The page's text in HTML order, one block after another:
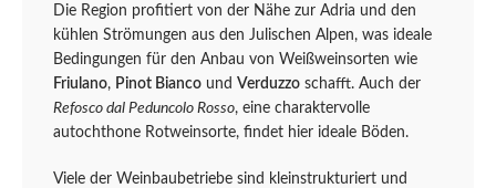
Die Region profitiert von der Nähe zur Adria und den
kühlen Strömungen aus den Julischen Alpen, was ideale
Bedingungen für den Anbau von Weißweinsorten wie
Friulano, Pinot Bianco und Verduzzo schafft. Auch der
Refosco dal Peduncolo Rosso, eine charaktervolle
autochthone Rotweinsorte, findet hier ideale Böden.
Viele der Weinbaubetriebe sind kleinstrukturiert und